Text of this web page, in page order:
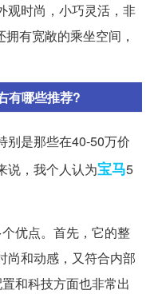
观时尚，小巧灵活，非
有宽敞的乘坐空间，
有哪些推荐?
别是那些在40-50万价
说，我个人认为宝马5
优点。首先，它的整
尚和动感，又符合内部
和科技方面也非常出